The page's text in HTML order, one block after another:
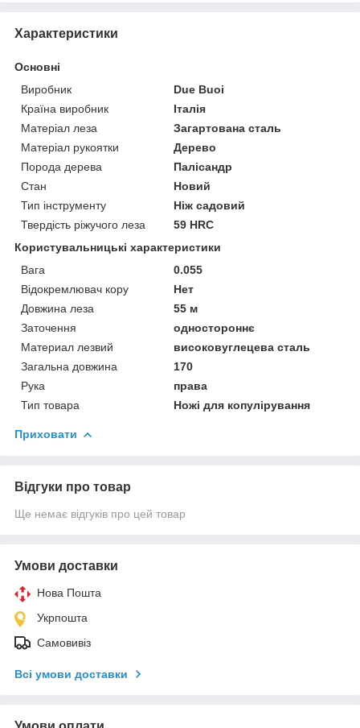
Характеристики
Основні
Виробник
Due Buoi
Країна виробник
Італія
Матеріал леза
Загартована сталь
Матеріал рукоятки
Дерево
Порода дерева
Палісандр
Стан
Новий
Тип інструменту
Ніж садовий
Твердість ріжучого леза
59 HRC
Користувальницькі характеристики
Вага
0.055
Відокремлювач кору
Нет
Довжина леза
55 м
Заточення
одностороннє
Материал лезвий
високовуглецева сталь
Загальна довжина
170
Рука
права
Тип товара
Ножі для копулірування
Приховати
Відгуки про товар
Ще немає відгуків про цей товар
Умови доставки
Нова Пошта
Укрпошта
Самовивіз
Всі умови доставки